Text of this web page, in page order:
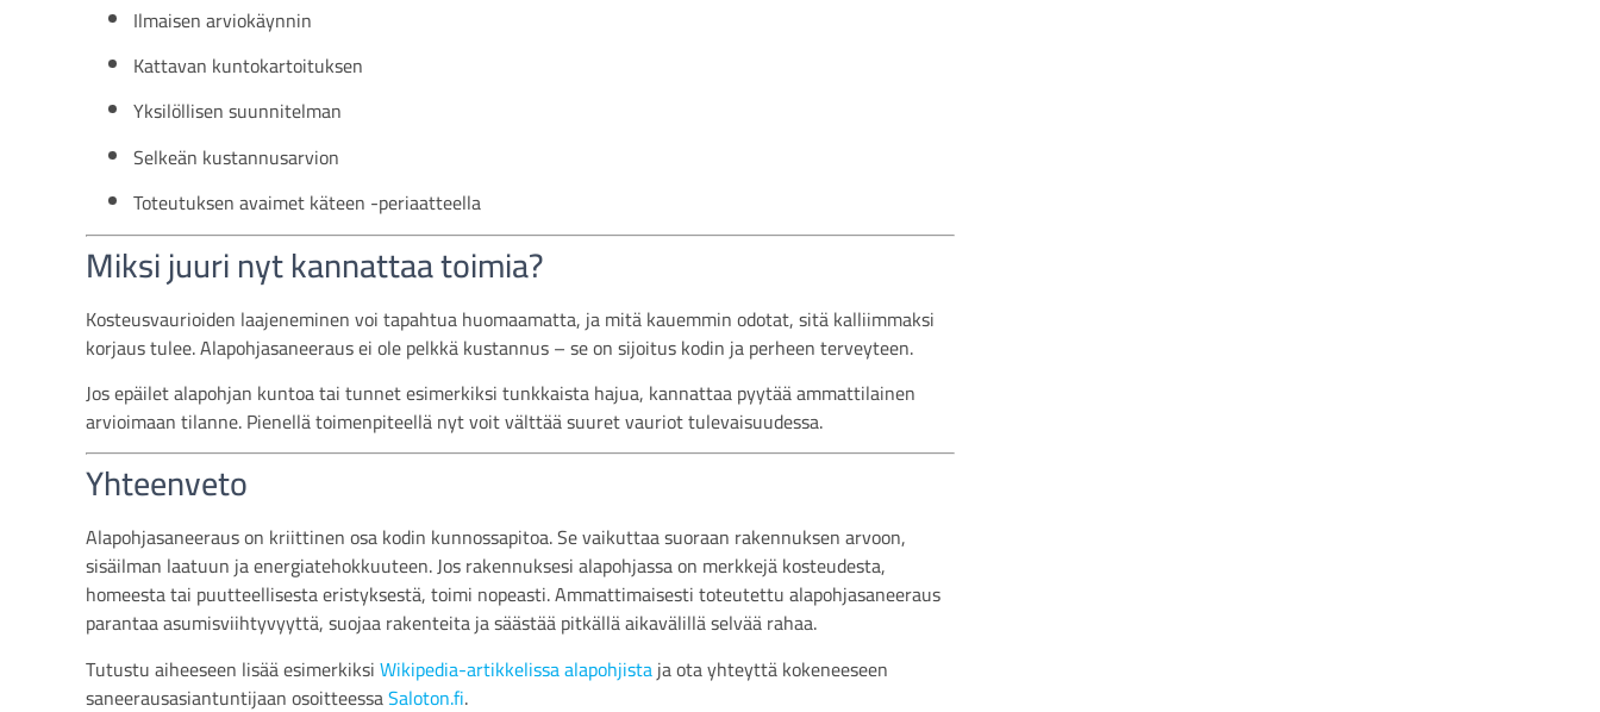
Ilmaisen arviokäynnin
Kattavan kuntokartoituksen
Yksilöllisen suunnitelman
Selkeän kustannusarvion
Toteutuksen avaimet käteen -periaatteella
Miksi juuri nyt kannattaa toimia?
Kosteusvaurioiden laajeneminen voi tapahtua huomaamatta, ja mitä kauemmin odotat, sitä kalliimmaksi
korjaus tulee. Alapohjasaneeraus ei ole pelkkä kustannus – se on sijoitus kodin ja perheen terveyteen.
Jos epäilet alapohjan kuntoa tai tunnet esimerkiksi tunkkaista hajua, kannattaa pyytää ammattilainen
arvioimaan tilanne. Pienellä toimenpiteellä nyt voit välttää suuret vauriot tulevaisuudessa.
Yhteenveto
Alapohjasaneeraus on kriittinen osa kodin kunnossapitoa. Se vaikuttaa suoraan rakennuksen arvoon,
sisäilman laatuun ja energiatehokkuuteen. Jos rakennuksesi alapohjassa on merkkejä kosteudesta,
homeesta tai puutteellisesta eristyksestä, toimi nopeasti. Ammattimaisesti toteutettu alapohjasaneeraus
parantaa asumisviihtyvyyttä, suojaa rakenteita ja säästää pitkällä aikavälillä selvää rahaa.
Tutustu aiheeseen lisää esimerkiksiWikipedia-artikkelissa alapohjistaja ota yhteyttä kokeneeseen
saneerausasiantuntijaan osoitteessaSaloton.fi.